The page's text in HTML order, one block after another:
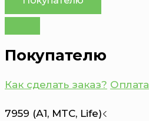
Покупателю
Как сделать заказ? Оплата
7959 (А1, MTC, Life)